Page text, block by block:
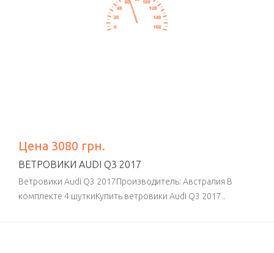
Цена 3080 грн.
ВЕТРОВИКИ AUDI Q3 2017
Ветровики Audi Q3 2017Производитель: Австралия В
комплекте 4 шуткиКупить ветровики Audi Q3 2017..